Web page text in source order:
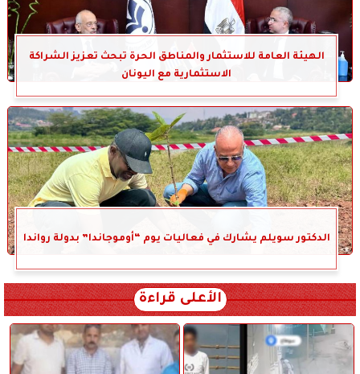
الهيئة العامة للاستثمار والمناطق الحرة تبحث تعزيز الشراكة
الاستثمارية مع اليونان
الدكتور سويلم يشارك في فعاليات يوم “أوموجاندا” بدولة رواندا
الأعلى قراءة